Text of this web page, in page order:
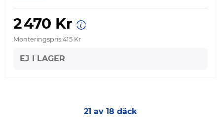
2 470 Kr
Monteringspris 415 Kr
EJ I LAGER
21 av 18 däck